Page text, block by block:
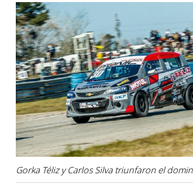
Gorka Téliz y Carlos Silva triunfaron el